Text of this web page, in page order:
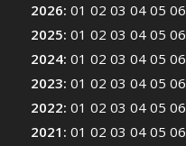
2026: 01 02 03 04 05 06
2025: 01 02 03 04 05 06
2024: 01 02 03 04 05 06
2023: 01 02 03 04 05 06
2022: 01 02 03 04 05 06
2021 : 01 02 03 04 05 06